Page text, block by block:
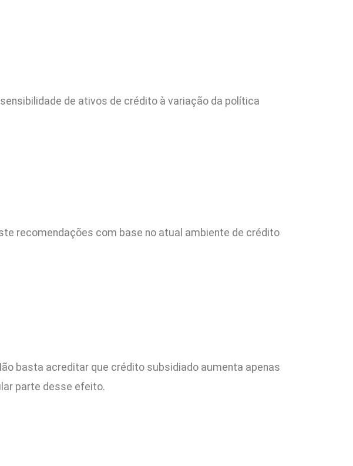
de ativos de crédito à variação da política
recomendações com base no atual ambiente de crédito
basta acreditar que crédito subsidiado aumenta apenas
parte desse efeito.